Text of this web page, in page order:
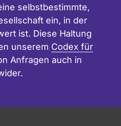
selbstbestimmte,
ein, in der
ist. Diese Haltung
unserem Codex für
Anfragen auch in